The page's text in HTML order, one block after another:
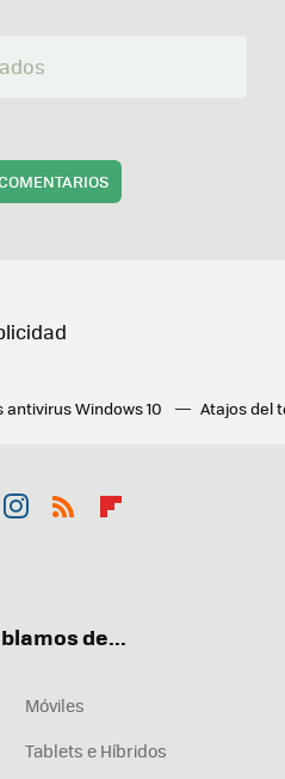
antivirus Windows 10 Atajos del
de...
Móviles
Tablets e Híbridos